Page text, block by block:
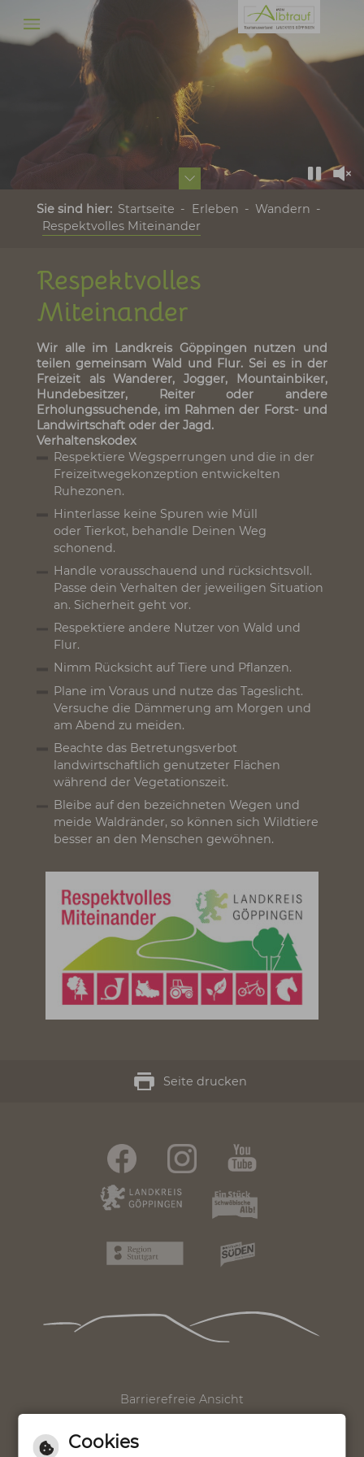
Respektvolles Miteinander
Zum Hauptinhalt springen
Sie sind hier:
Startseite
Respektvolles
Miteinander
Wir alle im Landkreis Göppingen nutzen und
teilen gemeinsam Wald und Flur. Sei es in der
Freizeit als Wanderer, Jogger, Mountainbiker,
Hundebesitzer, Reiter oder andere
Erholungssuchende, im Rahmen der Forst- und
Landwirtschaft oder der Jagd.
Verhaltenskodex
Respektiere Wegsperrungen und die in der
Freizeitwegekonzeption entwickelten
Ruhezonen.
Hinterlasse keine Spuren wie Müll
oder Tierkot, behandle Deinen Weg
schonend.
Handle vorausschauend und rücksichtsvoll.
Passe dein Verhalten der jeweiligen Situation
an. Sicherheit geht vor.
Respektiere andere Nutzer von Wald und
Flur.
Nimm Rücksicht auf Tiere und Pflanzen.
Plane im Voraus und nutze das Tageslicht.
Versuche die Dämmerung am Morgen und
am Abend zu meiden.
Beachte das Betretungsverbot
landwirtschaftlich genutzeter Flächen
während der Vegetationszeit.
Bleibe auf den bezeichneten Wegen und
meide Waldränder, so können sich Wildtiere
besser an den Menschen gewöhnen.
Seite drucken